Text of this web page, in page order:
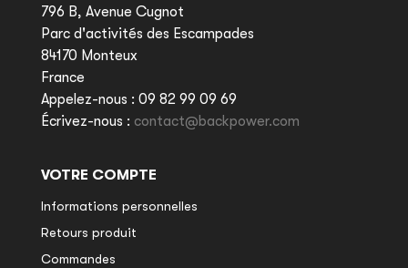
796 B, Avenue Cugnot
Parc d'activités des Escampades
84170 Monteux
France
Appelez-nous : 09 82 99 09 69
Écrivez-nous : contact@backpower.com
VOTRE COMPTE
Informations personnelles
Retours produit
Commandes